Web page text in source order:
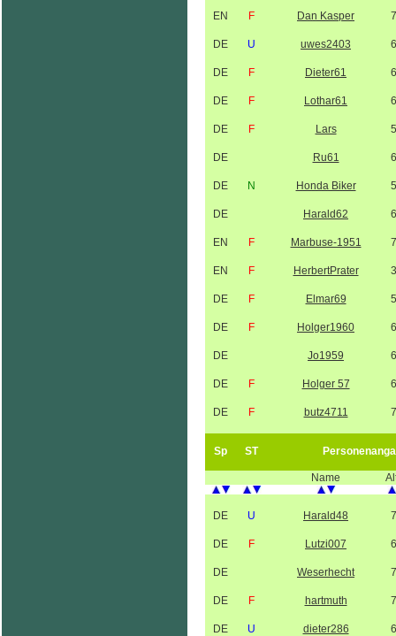
EN F Dan Kasper
DE U uwes2403
DE F Dieter61
DE F Lothar61
DE F Lars
DE Ru61
DE N Honda Biker
DE Harald62
EN F Marbuse-1951
EN F HerbertPrater
DE F Elmar69
DE F Holger1960
DE Jo1959
DE F Holger 57
DE F butz4711
Sp ST
Name
DE U Harald48
DE F Lutzi007
DE Weserhecht
DE F hartmuth
DE U dieter286